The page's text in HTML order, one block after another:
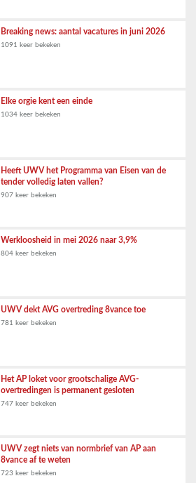
Breaking news: aantal vacatures in juni 2026
1091 keer bekeken
Elke orgie kent een einde
1034 keer bekeken
Heeft UWV het Programma van Eisen van de
tender volledig laten vallen?
907 keer bekeken
Werkloosheid in mei 2026 naar 3,9%
804 keer bekeken
UWV dekt AVG overtreding 8vance toe
781 keer bekeken
Het AP loket voor grootschalige AVG-
overtredingen is permanent gesloten
747 keer bekeken
UWV zegt niets van normbrief van AP aan
8vance af te weten
723 keer bekeken